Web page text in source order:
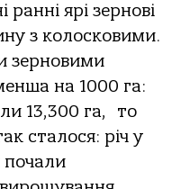
ярі зернові
з колосковими.
зерновими
на 1000 га:
13,300 га, то
сталося: річ у